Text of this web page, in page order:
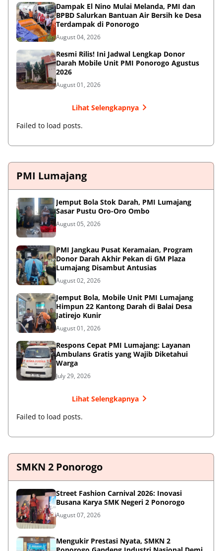
Dampak El Nino Mulai Melanda, PMI dan
BPBD Salurkan Bantuan Air Bersih ke Desa
Terdampak di Ponorogo
August 04, 2026
Resmi Rilis! Ini Jadwal Lengkap Donor
Darah Mobile Unit PMI Ponorogo Agustus
2026
August 01, 2026
Lihat Selengkapnya
Failed to load posts.
PMI Lumajang
Jemput Bola Stok Darah, PMI Lumajang
Sasar Pustu Oro-Oro Ombo
August 05, 2026
PMI Jangkau Pusat Keramaian, Program
Donor Darah Akhir Pekan di GM Plaza
Lumajang Disambut Antusias
August 02, 2026
Jemput Bola, Mobile Unit PMI Lumajang
Himpun 22 Kantong Darah di Balai Desa
Jatirejo Kunir
August 01, 2026
Respons Cepat PMI Lumajang: Layanan
Ambulans Gratis yang Wajib Diketahui
Warga
July 29, 2026
Lihat Selengkapnya
Failed to load posts.
SMKN 2 Ponorogo
Street Fashion Carnival 2026: Inovasi
Busana Karya SMK Negeri 2 Ponorogo
August 07, 2026
Mengukir Prestasi Nyata, SMKN 2